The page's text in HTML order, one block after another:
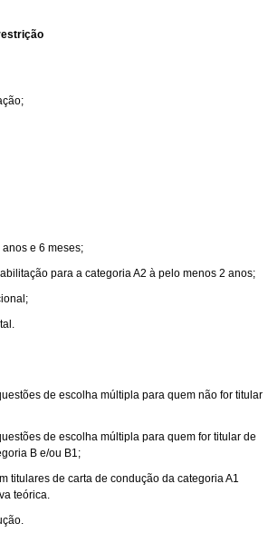
e 6 meses;
para a categoria A2 à pelo menos 2 anos;
de escolha múltipla para quem não for titular
de escolha múltipla para quem for titular de
B e/ou B1;
titulares de carta de condução da categoria A1
teórica.